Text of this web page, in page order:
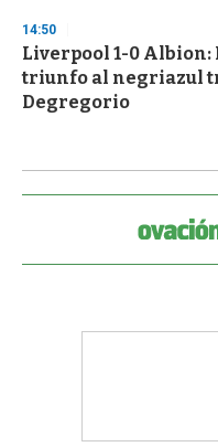
14:50
Liverpool 1-0
triunfo al negriazul
Degregorio